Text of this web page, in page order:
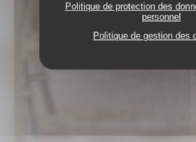
Politique de protection des
personnel
Politique de gestion des